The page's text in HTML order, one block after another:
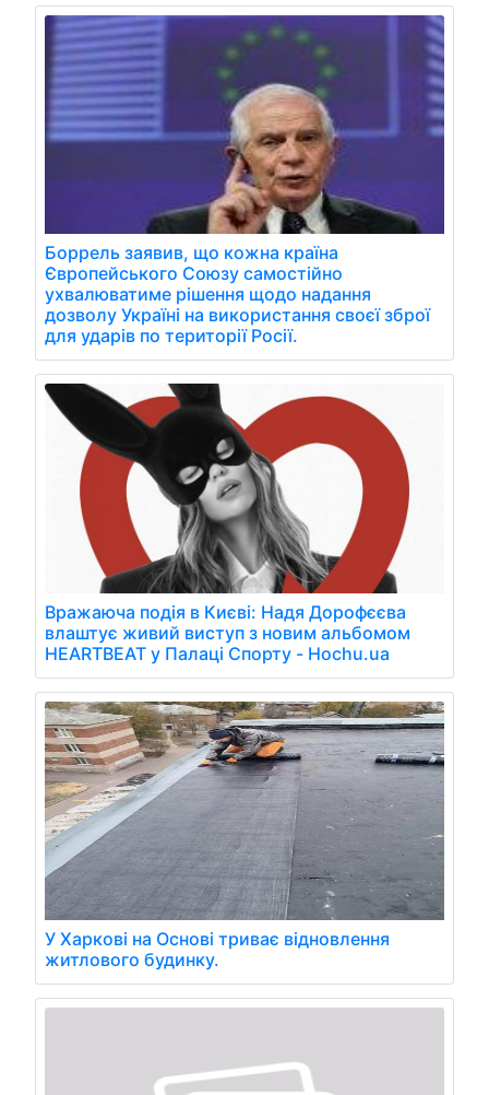
Боррель заявив, що кожна країна
Європейського Союзу самостійно
ухвалюватиме рішення щодо надання
дозволу Україні на використання своєї зброї
для ударів по території Росії.
Вражаюча подія в Києві: Надя Дорофєєва
влаштує живий виступ з новим альбомом
HEARTBEAT у Палаці Спорту - Hochu.ua
У Харкові на Основі триває відновлення
житлового будинку.